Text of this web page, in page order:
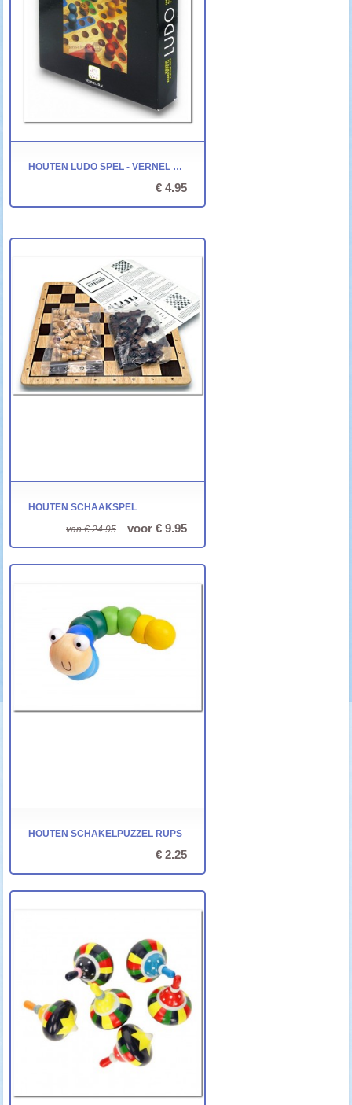
HOUTEN LUDO SPEL - VERNEL B.V.
€ 4.95
HOUTEN SCHAAKSPEL
van € 24.95
voor € 9.95
HOUTEN SCHAKELPUZZEL RUPS
€ 2.25